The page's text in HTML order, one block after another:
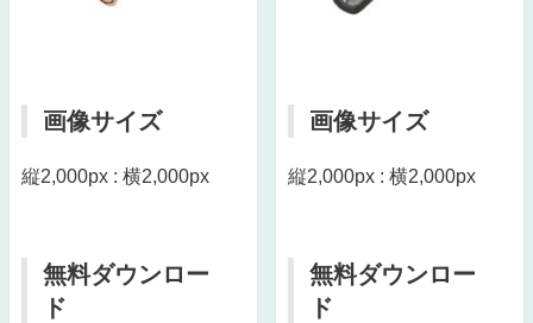
画像サイズ
縦2,000px : 横2,000px
無料ダウンロー
ド
画像サイズ
縦2,000px : 横2,000px
無料ダウンロー
ド